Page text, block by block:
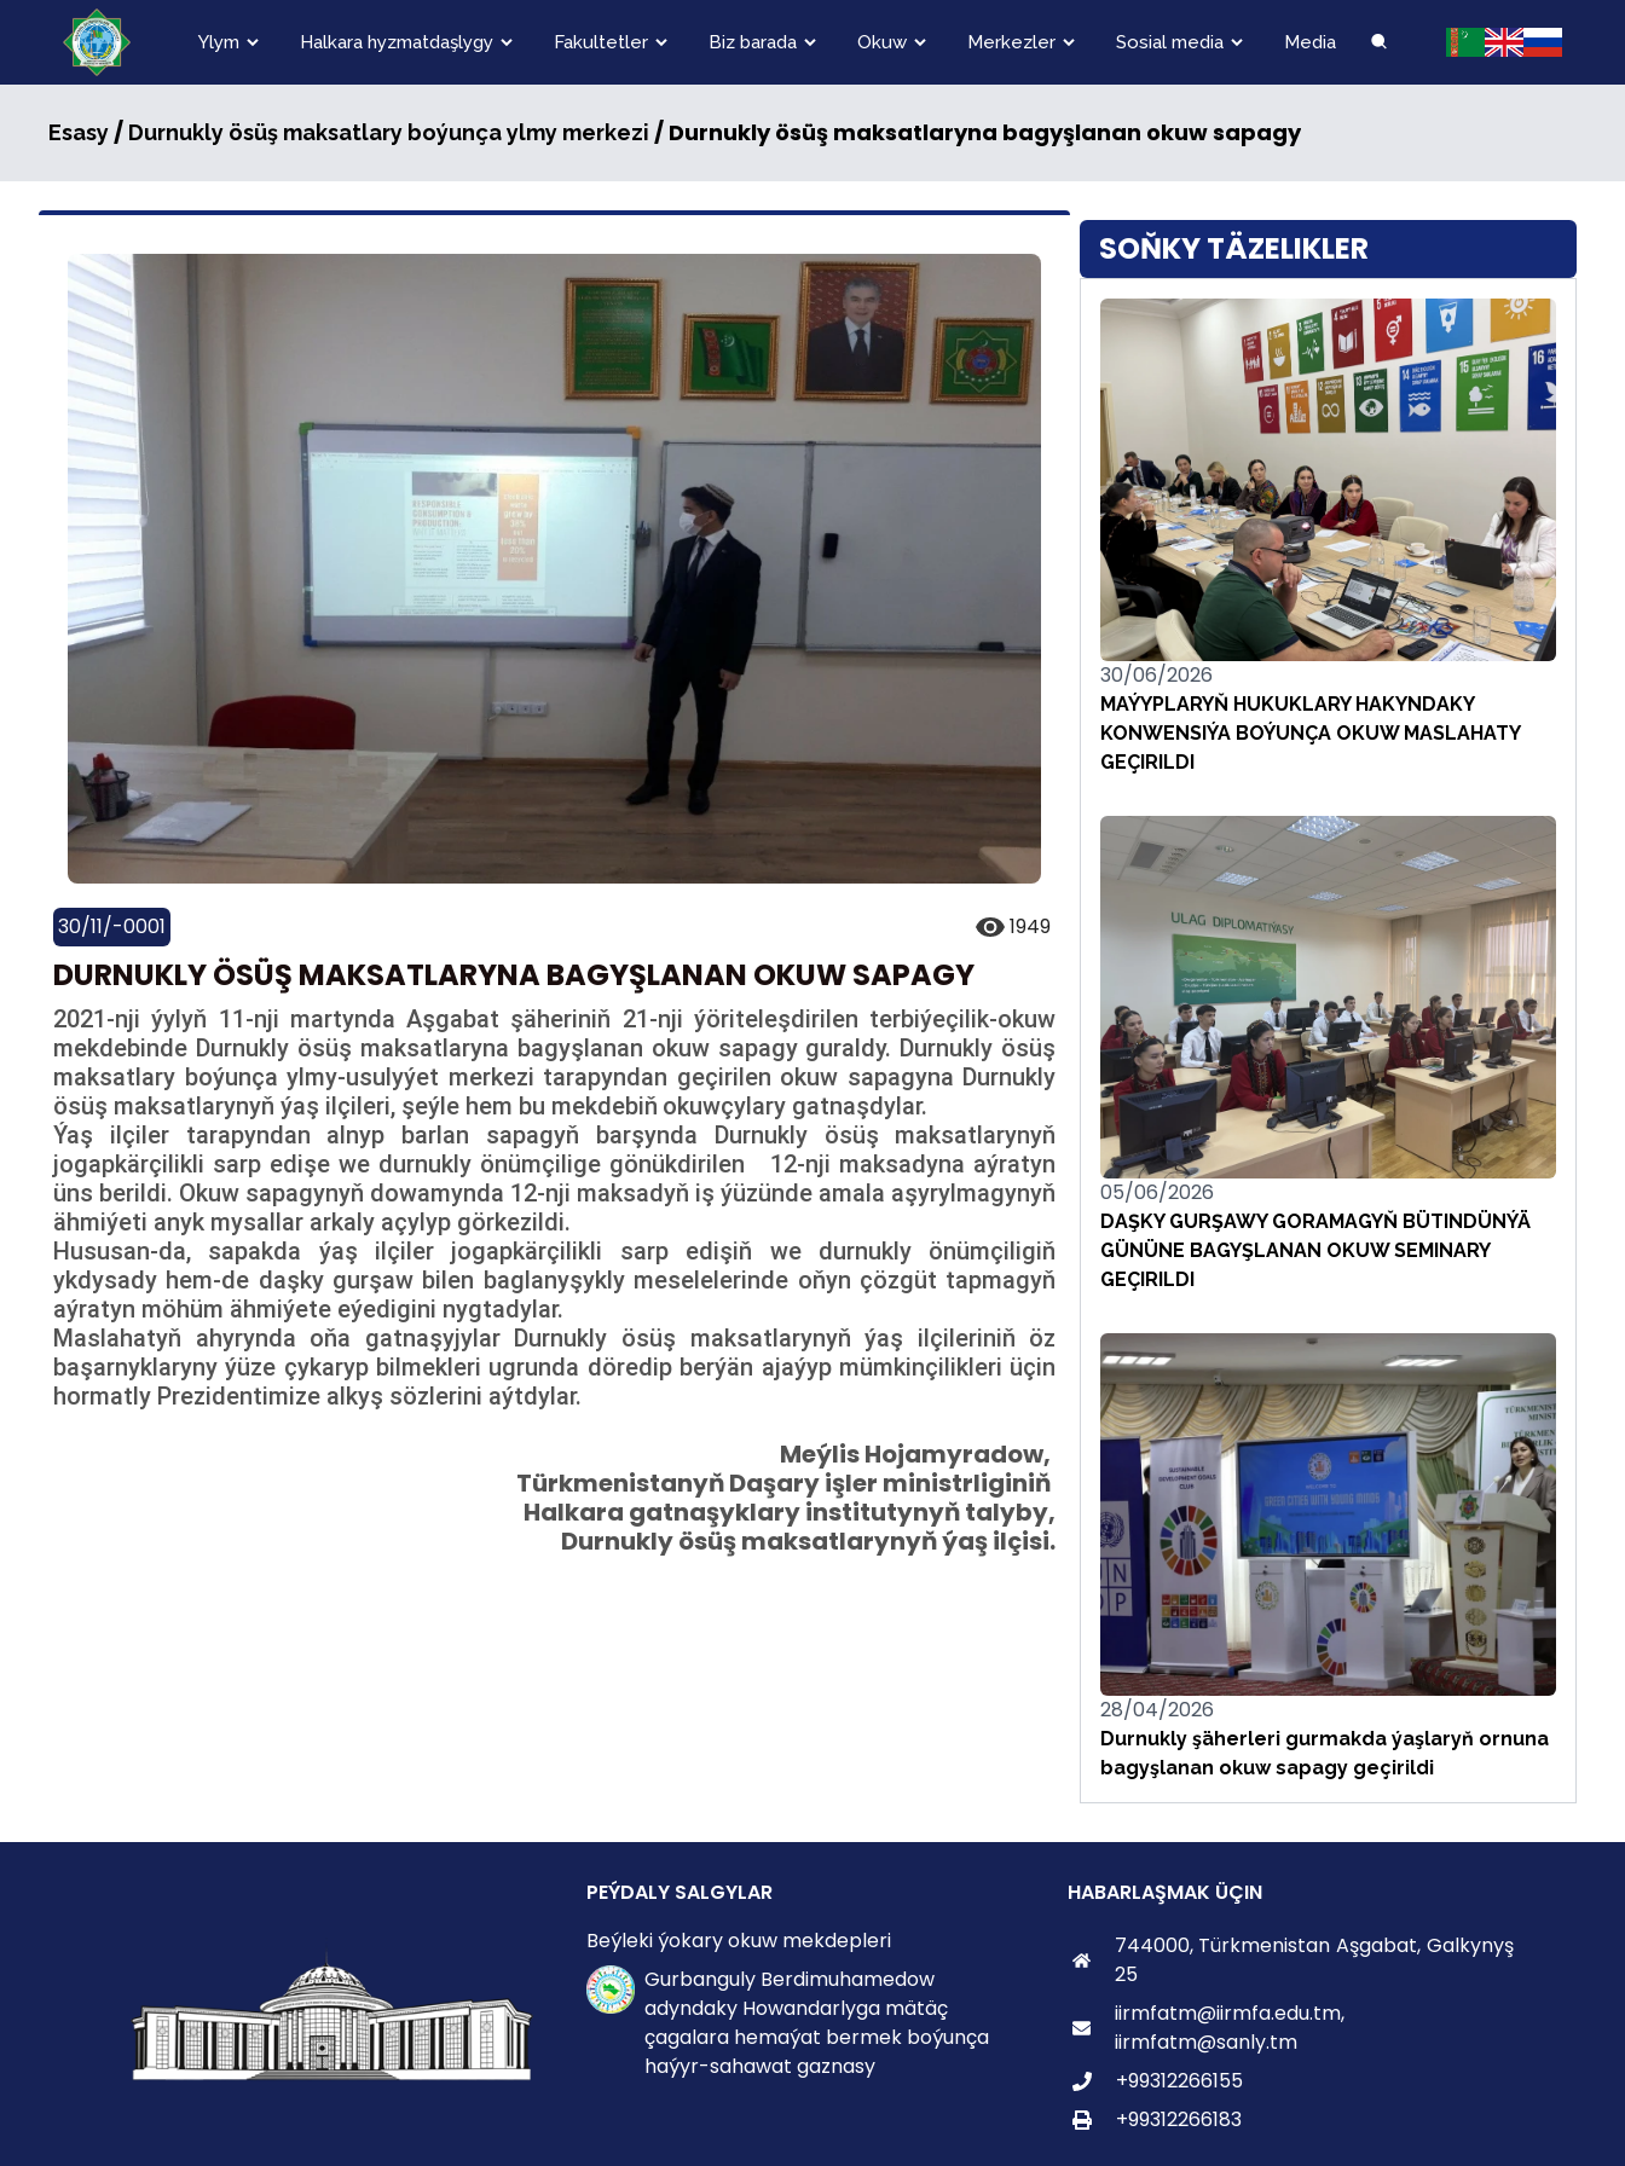
Ylym Halkara hyzmatdaşlygy Fakultetler Biz barada Okuw Merkezler Sosial media Media
Esasy/ Durnukly ösüş maksatlary boýunça ylmy merkezi / Durnukly ösüş maksatlaryna bagyşlanan okuw sapagy
30/11/-0001 1949
DURNUKLY ÖSÜŞ MAKSATLARYNA BAGYŞLANAN OKUW SAPAGY
2021-nji ýylyň 11-nji martynda Aşgabat şäheriniň 21-nji ýöriteleşdirilen terbiýeçilik-okuw
mekdebinde Durnukly ösüş maksatlaryna bagyşlanan okuw sapagy guraldy. Durnukly ösüş
maksatlary boýunça ylmy-usulyýet merkezi tarapyndan geçirilen okuw sapagyna Durnukly
ösüş maksatlarynyň ýaş ilçileri, şeýle hem bu mekdebiň okuwçylary gatnaşdylar.
Ýaş ilçiler tarapyndan alnyp barlan sapagyň barşynda Durnukly ösüş maksatlarynyň
jogapkärçilikli sarp edişe we durnukly önümçilige gönükdirilen 12-nji maksadyna aýratyn
üns berildi. Okuw sapagynyň dowamynda 12-nji maksadyň iş ýüzünde amala aşyrylmagynyň
ähmiýeti anyk mysallar arkaly açylyp görkezildi.
Hususan-da, sapakda ýaş ilçiler jogapkärçilikli sarp edişiň we durnukly önümçiligiň
ykdysady hem-de daşky gurşaw bilen baglanyşykly meselelerinde oňyn çözgüt tapmagyň
aýratyn möhüm ähmiýete eýedigini nygtadylar.
Maslahatyň ahyrynda oňa gatnaşyjylar Durnukly ösüş maksatlarynyň ýaş ilçileriniň öz
başarnyklaryny ýüze çykaryp bilmekleri ugrunda döredip berýän ajaýyp mümkinçilikleri üçin
hormatly Prezidentimize alkyş sözlerini aýtdylar.
Meýlis Hojamyradow,
Türkmenistanyň Daşary işler ministrliginiň
Halkara gatnaşyklary institutynyň talyby,
Durnukly ösüş maksatlarynyň ýaş ilçisi.
SOŇKY TÄZELIKLER
30/06/2026
MAÝYPLARYŇ HUKUKLARY HAKYNDAKY
KONWENSIÝA BOÝUNÇA OKUW MASLAHATY
GEÇIRILDI
05/06/2026
DAŞKY GURŞAWY GORAMAGYŇ BÜTINDÜNÝÄ
GÜNÜNE BAGYŞLANAN OKUW SEMINARY
GEÇIRILDI
28/04/2026
Durnukly şäherleri gurmakda ýaşlaryň ornuna
bagyşlanan okuw sapagy geçirildi
PEÝDALY SALGYLAR
Beýleki ýokary okuw mekdepleri
Gurbanguly Berdimuhamedow
adyndaky Howandarlyga mätäç
çagalara hemaýat bermek boýunça
haýyr-sahawat gaznasy
HABARLAŞMAK ÜÇIN
744000, Türkmenistan Aşgabat, Galkynyş
25
iirmfatm@iirmfa.edu.tm,
iirmfatm@sanly.tm
+99312266155
+99312266183